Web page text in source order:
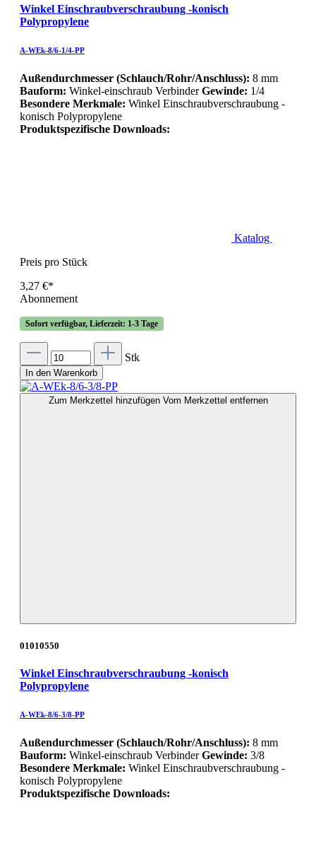
Winkel Einschraubverschraubung -konisch
Polypropylene
A-WEk-8/6-1/4-PP
Außendurchmesser (Schlauch/Rohr/Anschluss): 8 mm
Bauform: Winkel-einschraub VerbinderGewinde: 1/4
Besondere Merkmale: Winkel Einschraubverschraubung -
konisch Polypropylene
Produktspezifische Downloads:
Katalog
Preis pro Stück
3,27 €*
Abonnement
Sofort verfügbar, Lieferzeit: 1-3 Tage
Stk
In den Warenkorb
Zum Merkzettel hinzufügen Vom Merkzettel entfernen
01010550
Winkel Einschraubverschraubung -konisch
Polypropylene
A-WEk-8/6-3/8-PP
Außendurchmesser (Schlauch/Rohr/Anschluss): 8 mm
Bauform: Winkel-einschraub VerbinderGewinde: 3/8
Besondere Merkmale: Winkel Einschraubverschraubung -
konisch Polypropylene
Produktspezifische Downloads: